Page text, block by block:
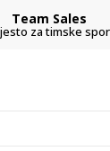
Team Sales
za timske